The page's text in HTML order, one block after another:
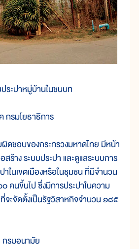
ระปาหมู่บ้านในชนบท
กรมโยธาธิการ
อบของกระทรวงมหาดไทย มีหน้า
ร้าง ระบบประปา และดูแลระบบการ
ในเขตเมืองหรือในชุมชน ที่มีจำนวน
คนขึ้นไป ซึ่งมีการประปาในความ
ะจัดตั้งเป็นรัฐวิสาหกิจจำนวน ๑๘๕
รมอนามัย